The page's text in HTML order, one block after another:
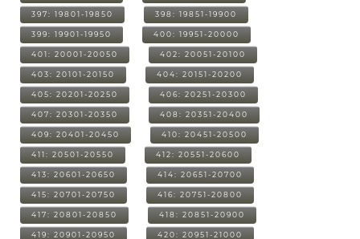
397: 19801-19850 398: 19851-19900
399: 19901-19950 400: 19951-20000
401: 20001-20050 402: 20051-20100
403: 20101-20150 404: 20151-20200
405: 20201-20250 406: 20251-20300
407: 20301-20350 408: 20351-20400
409: 20401-20450 410: 20451-20500
411: 20501-20550 412: 20551-20600
413: 20601-20650 414: 20651-20700
415: 20701-20750 416: 20751-20800
417: 20801-20850 418: 20851-20900
419: 20901-20950 420: 20951-21000